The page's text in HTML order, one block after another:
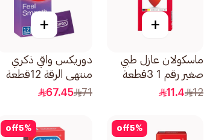
+
ماسكولان عازل طبي
صغير رقم 1 3قطعة
12
11.4
+
دوريكس واقي ذكري
منتهي الرقة 12قطعة
71
67.45
5%
off
5%
off